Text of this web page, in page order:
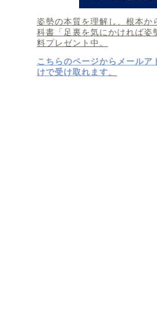
姿勢の本質を理解し、根本か
科書「足裏を気にかければ姿
料プレゼント中。
こちらのページからメールア
けで受け取れます。